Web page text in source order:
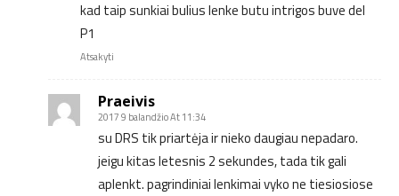
kad taip sunkiai bulius lenke butu intrigos buve del
P1
Atsakyti
Praeivis
2017 9 balandžio At 11:34
su DRS tik priartėja ir nieko daugiau nepadaro.
jeigu kitas letesnis 2 sekundes, tada tik gali
aplenkt. pagrindiniai lenkimai vyko ne tiesiosiose